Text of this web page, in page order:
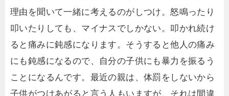
理由を聞いて一緒に考えるのがしつけ。怒鳴ったり
叩いたりしても、マイナスでしかない。叩かれ続け
ると痛みに鈍感になります。そうすると他人の痛み
にも鈍感になるので、自分の子供にも暴力を振るう
ことになるんです。最近の親は、体罰をしないから
子供がつけあがると言う人もいますが、それは間違